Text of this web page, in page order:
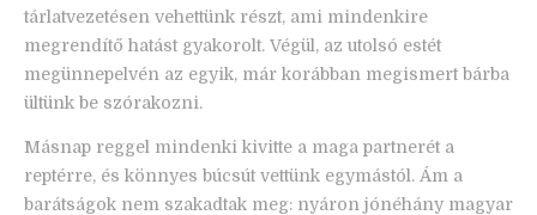
tárlatvezetésen vehettünk részt, ami mindenkire
megrendítő hatást gyakorolt. Végül, az utolsó estét
megünnepelvén az egyik, már korábban megismert bárba
ültünk be szórakozni.
Másnap reggel mindenki kivitte a maga partnerét a
reptérre, és könnyes búcsút vettünk egymástól. Ám a
barátságok nem szakadtak meg: nyáron jónéhány magyar